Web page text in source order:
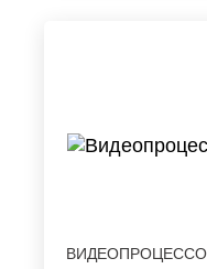
ВИДЕОПРОЦЕССОР